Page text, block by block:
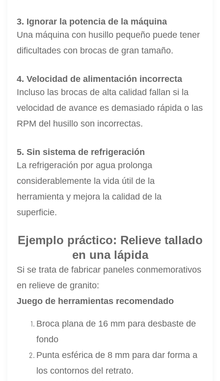
3. Ignorar la potencia de la máquina
Una máquina con husillo pequeño puede tener
dificultades con brocas de gran tamaño.
4. Velocidad de alimentación incorrecta
Incluso las brocas de alta calidad fallan si la
velocidad de avance es demasiado rápida o las
RPM del husillo son incorrectas.
5. Sin sistema de refrigeración
La refrigeración por agua prolonga
considerablemente la vida útil de la
herramienta y mejora la calidad de la
superficie.
Ejemplo práctico: Relieve tallado
en una lápida
Si se trata de fabricar paneles conmemorativos
en relieve de granito:
Juego de herramientas recomendado
Broca plana de 16 mm para desbaste de
fondo
Punta esférica de 8 mm para dar forma a
los contornos del retrato.